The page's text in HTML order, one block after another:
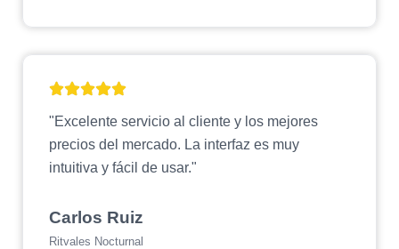
"Excelente servicio al cliente y los mejores
precios del mercado. La interfaz es muy
intuitiva y fácil de usar."
Carlos Ruiz
Ritvales Nocturnal